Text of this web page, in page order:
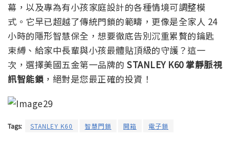
幕，以及專為有小孩家庭設計的各種情境可調整模
式。它早已超越了傳統門鎖的範疇，更像是全家人 24
小時的隱形智慧保全，想要徹底告別沉重累贅的鑰匙
束縛、給家中長輩與小孩最體貼頂級的守護？這一
次，選擇美國五金第一品牌的 STANLEY K60 掌靜脈視
訊智能鎖 ，絕對是您最正確的投資！
Tags: STANLEY K60 智慧門鎖 開箱 電子鎖